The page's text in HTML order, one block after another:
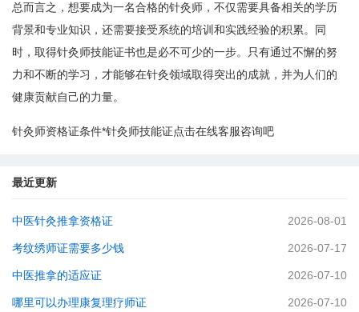
总而言之，想要成为一名合格的针灸师，不仅需要具备相关的学历
背景和专业知识，还需要接受系统的培训和实践经验的积累。同
时，取得针灸师技能证书也是必不可少的一步。只有通过不懈的努
力和不断的学习，才能够在针灸领域取得突出的成就，并为人们的
健康贡献自己的力量。
针灸师资格证条件*针灸师技能证点击在线客服咨询吧
最近更新
中医针灸推拿资格证 2026-08-01
考纹绣师证需要多少钱 2026-07-17
中医推拿的适应证 2026-07-10
哪里可以办理康复理疗师证 2026-07-10